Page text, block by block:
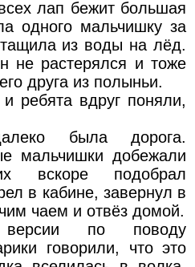
лап бежит большая
одного мальчишку за
из воды на лёд.
не растерялся и тоже
друга из полыньи.
ребята вдруг поняли,
была дорога.
мальчишки добежали
подобрал
в кабине, завернул в
чаем и отвёз домой.
по поводу
говорили, что это